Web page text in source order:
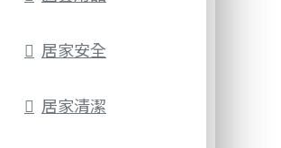
居家安全
居家清潔